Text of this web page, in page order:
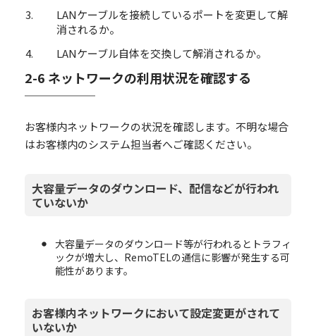
LANケーブルを接続しているポートを変更して解
消されるか。
LANケーブル自体を交換して解消されるか。
2-6 ネットワークの利用状況を確認する
お客様内ネットワークの状況を確認します。不明な場合
はお客様内のシステム担当者へご確認ください。
大容量データのダウンロード、配信などが行われ
ていないか
大容量データのダウンロード等が行われるとトラフィ
ックが増大し、RemoTELの通信に影響が発生する可
能性があります。
お客様内ネットワークにおいて設定変更がされて
いないか